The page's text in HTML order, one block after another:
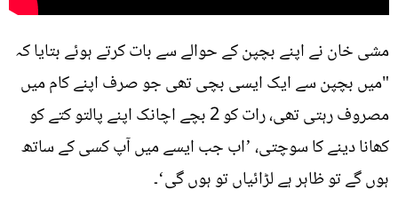
مشی خان نے اپنے بچپن کے حوالے سے بات کرتے ہوئے بتایا کہ
"میں بچپن سے ایک ایسی بچی تھی جو صرف اپنے کام میں
مصروف رہتی تھی، رات کو 2 بچے اچانک اپنے پالتو کتے کو
کھانا دینے کا سوچتی، ’اب جب ایسے میں آپ کسی کے ساتھ
ہوں گے تو ظاہر ہے لڑائیاں تو ہوں گی‘۔